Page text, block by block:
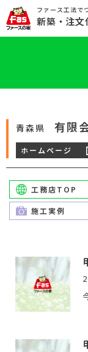
ファース工法で
新築 ・注
青森県 有限
ホームページ
工務店TOP
施工実例